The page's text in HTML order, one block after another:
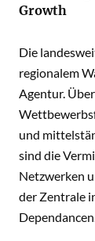
Growth
Die
regionalem
Agentur.
und
sind die
Netzwerken
der Zentrale